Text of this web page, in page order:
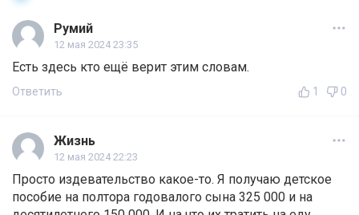
Румий
12 мая 2024 23:35
Есть здесь кто ещё верит этим словам.
Ответить 1 0
Жизнь
12 мая 2024 22:23
Просто издевательство какое-то. Я получаю детское
пособие на полтора годовалого сына 325 000 и на